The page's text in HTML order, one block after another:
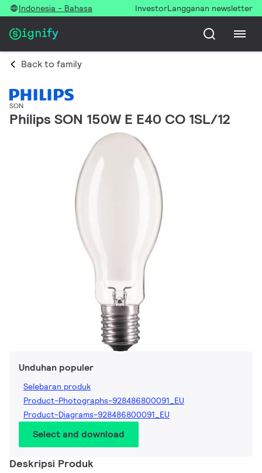
Indonesia - Bahasa InvestorLangganan newsletter
Back to family
SON
Philips SON 150W E E40 CO 1SL/12
Unduhan populer
Selebaran produk
Product-Photographs-928486800091_EU
Product-Diagrams-928486800091_EU
Select and download
Deskripsi Produk